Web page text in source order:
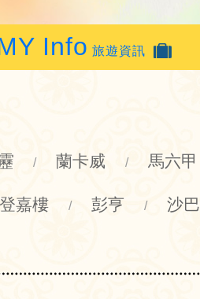
Info 旅遊資訊
/ 蘭卡威 / 馬六甲
登嘉樓 / 彭亨 / 沙巴